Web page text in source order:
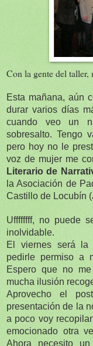
Con la gente del
Esta mañana, aún
durar varios días
cuando veo un
sobresalto. Tengo
pero hoy no le
voz de mujer me
Literario de
la Asociación de
Castillo de Locubín
Uffffffff, no puede
inolvidable.
El viernes será la
pedirle permiso a
Espero que no
mucha ilusión
Aprovecho el
presentación de la
a poco voy
emocionado otra
Ahora necesito